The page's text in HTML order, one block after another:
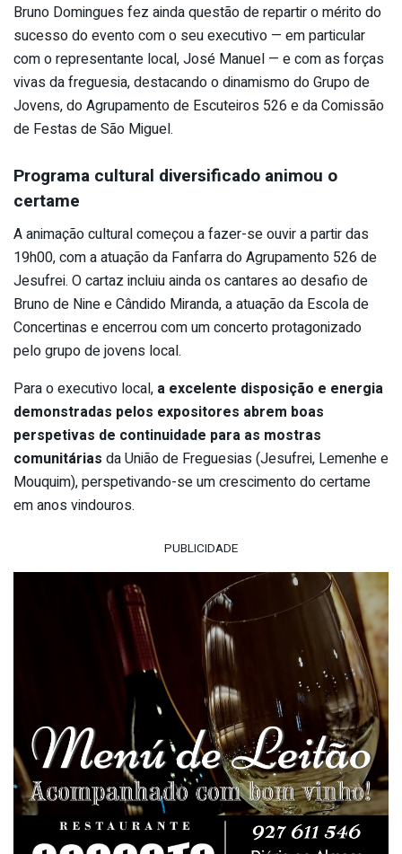
Bruno Domingues fez ainda questão de repartir o mérito do
sucesso do evento com o seu executivo — em particular
com o representante local, José Manuel — e com as forças
vivas da freguesia, destacando o dinamismo do Grupo de
Jovens, do Agrupamento de Escuteiros 526 e da Comissão
de Festas de São Miguel.
Programa cultural diversificado animou o
certame
A animação cultural começou a fazer-se ouvir a partir das
19h00, com a atuação da Fanfarra do Agrupamento 526 de
Jesufrei. O cartaz incluiu ainda os cantares ao desafio de
Bruno de Nine e Cândido Miranda, a atuação da Escola de
Concertinas e encerrou com um concerto protagonizado
pelo grupo de jovens local.
Para o executivo local, a excelente disposição e energia
demonstradas pelos expositores abrem boas
perspetivas de continuidade para as mostras
comunitárias da União de Freguesias (Jesufrei, Lemenhe e
Mouquim), perspetivando-se um crescimento do certame
em anos vindouros.
PUBLICIDADE